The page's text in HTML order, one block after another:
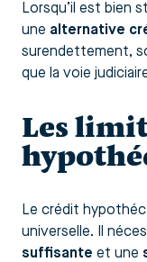
Lorsqu’il est bien
une alternative
surendettement,
que la voie
Les
Le crédit
universelle. Il
suffisante et une